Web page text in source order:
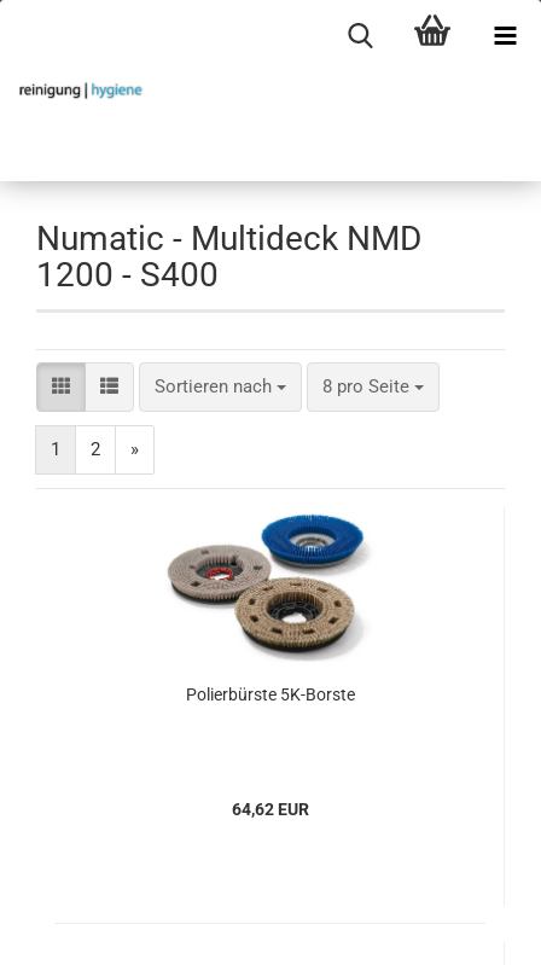
Numatic - Multideck NMD
1200 - S400
Sortieren nach
Sortieren nach 8 pro Seite
pro Seite
1 2 »
Polierbürste 5K-Borste
64,62 EUR